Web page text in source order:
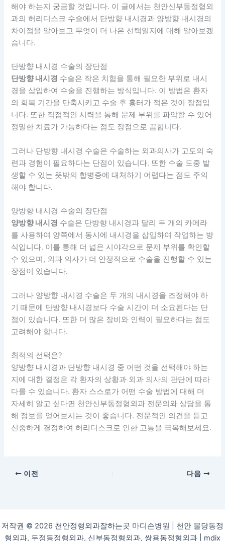
해야 하는지 궁금할 것입니다. 이 글에서는 천안신부동정형외
과의 허리디스크 수술에서 단방향 내시경과 양방향 내시경의
차이점을 알아보고 무엇이 더 나은 선택일지에 대해 알아보겠
습니다.
단방향 내시경 수술의 장단점
단방향 내시경 수술은 작은 치험을 통해 필요한 부위로 내시
경을 삽입하여 수술을 진행하는 방식입니다. 이 방법은 환자
의 회복 기간을 단축시키고 수술 후 흉터가 적은 것이 장점입
니다. 또한 직접적인 시력을 통해 문제 부위를 파악할 수 있어
정밀한 치료가 가능하다는 점도 장점으로 꼽힙니다.
그러나 단방향 내시경 수술은 수술하는 외과의사가 고도의 숙
련과 경험이 필요하다는 단점이 있습니다. 또한 수술 도중 발
생할 수 있는 뜻밖의 합병증에 대처하기 어렵다는 점도 주의
해야 합니다.
양방향 내시경 수술의 장단점
양방향 내시경 수술은 단방향 내시경과 달리 두 개의 카메라
를 사용하여 양쪽에서 동시에 내시경을 삽입하여 작업하는 방
식입니다. 이를 통해 더 넓은 시야각으로 문제 부위를 확인할
수 있으며, 외과 의사가 더 안정적으로 수술을 진행할 수 있는
장점이 있습니다.
그러나 양방향 내시경 수술은 두 개의 내시경을 조정해야 하
기 때문에 단방향 내시경보다 수술 시간이 더 소요된다는 단
점이 있습니다. 또한 더 많은 장비와 인력이 필요하다는 점도
고려해야 합니다.
최적의 선택은?
양방향 내시경과 단방향 내시경 중 어떤 것을 선택해야 하는
지에 대한 결정은 각 환자의 상황과 외과 의사의 판단에 따라
다를 수 있습니다. 환자 스스로가 어떤 수술 방법에 대해 더
자세히 알고 싶다면 천안신부동정형외과 전문의와 상담을 통
해 정보를 얻어보시는 것이 좋습니다. 전문적인 의견을 듣고
신중하게 결정하여 허리디스크로 인한 고통을 극복해보세요.
이전 다음
저작권 © 2026 천안정형외과잘하는곳 마디손병원 | 천안 불당동정
형외과, 두정동정형외과, 신부동정형외과, 쌍용동정형외과 | mdix